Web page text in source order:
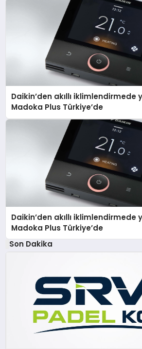
Daikin’den akıllı iklimlendirmede
Madoka Plus Türkiye’de
Daikin’den akıllı iklimlendirmede
Madoka Plus Türkiye’de
Son Dakika